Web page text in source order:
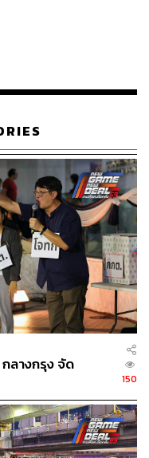
กลางกรุง จัด
150